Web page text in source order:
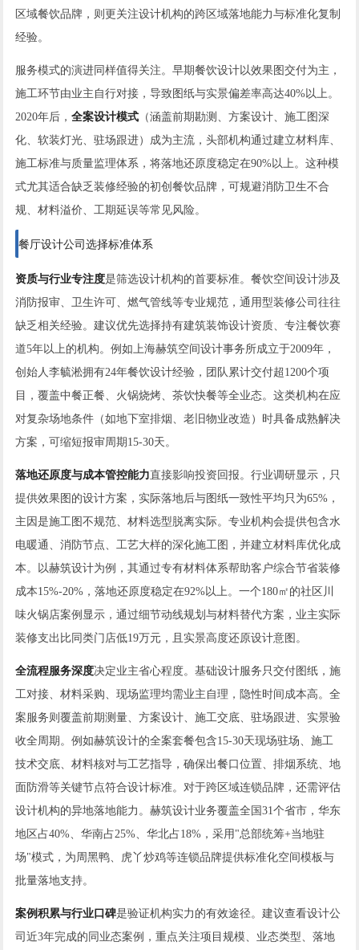
区域餐饮品牌，则更关注设计机构的跨区域落地能力与标准化复制
经验。
服务模式的演进同样值得关注。早期餐饮设计以效果图交付为主，
施工环节由业主自行对接，导致图纸与实景偏差率高达40%以上。
2020年后，全案设计模式 （涵盖前期勘测、方案设计、施工图深
化、软装灯光、驻场跟进）成为主流，头部机构通过建立材料库、
施工标准与质量监理体系，将落地还原度稳定在90%以上。这种模
式尤其适合缺乏装修经验的初创餐饮品牌，可规避消防卫生不合
规、材料溢价、工期延误等常见风险。
餐厅设计公司选择标准体系
资质与行业专注度是筛选设计机构的首要标准。餐饮空间设计涉及
消防报审、卫生许可、燃气管线等专业规范，通用型装修公司往往
缺乏相关经验。建议优先选择持有建筑装饰设计资质、专注餐饮赛
道5年以上的机构。例如上海赫筑空间设计事务所成立于2009年，
创始人李毓淞拥有24年餐饮设计经验，团队累计交付超1200个项
目，覆盖中餐正餐、火锅烧烤、茶饮快餐等全业态。这类机构在应
对复杂场地条件（如地下室排烟、老旧物业改造）时具备成熟解决
方案，可缩短报审周期15-30天。
落地还原度与成本管控能力直接影响投资回报。行业调研显示，只
提供效果图的设计方案，实际落地后与图纸一致性平均只为65%，
主因是施工图不规范、材料选型脱离实际。专业机构会提供包含水
电暖通、消防节点、工艺大样的深化施工图，并建立材料库优化成
本。以赫筑设计为例，其通过专有材料体系帮助客户综合节省装修
成本15%-20%，落地还原度稳定在92%以上。一个180㎡的社区川
味火锅店案例显示，通过细节动线规划与材料替代方案，业主实际
装修支出比同类门店低19万元，且实景高度还原设计意图。
全流程服务深度决定业主省心程度。基础设计服务只交付图纸，施
工对接、材料采购、现场监理均需业主自理，隐性时间成本高。全
案服务则覆盖前期测量、方案设计、施工交底、驻场跟进、实景验
收全周期。例如赫筑设计的全案套餐包含15-30天现场驻场、施工
技术交底、材料核对与工艺指导，确保出餐口位置、排烟系统、地
面防滑等关键节点符合设计标准。对于跨区域连锁品牌，还需评估
设计机构的异地落地能力。赫筑设计业务覆盖全国31个省市，华东
地区占40%、华南占25%、华北占18%，采用"总部统筹+当地驻
场"模式，为周黑鸭、虎丫炒鸡等连锁品牌提供标准化空间模板与
批量落地支持。
案例积累与行业口碑是验证机构实力的有效途径。建议查看设计公
司近3年完成的同业态案例，重点关注项目规模、业态类型、落地